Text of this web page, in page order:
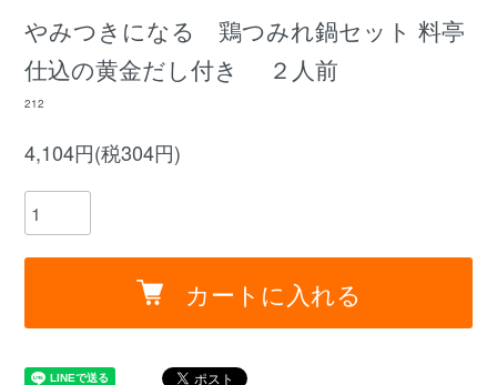
やみつきになる 鶏つみれ鍋セット 料亭
仕込の黄金だし付き ２人前
212
4,104円(税304円)
カートに入れる